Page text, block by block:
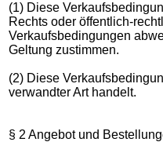
(1) Diese
Rechts oder öffentlich-
Verkaufsbedingungen
Geltung zustimmen.
(2) Diese
verwandter Art handelt.
§ 2 Angebot und